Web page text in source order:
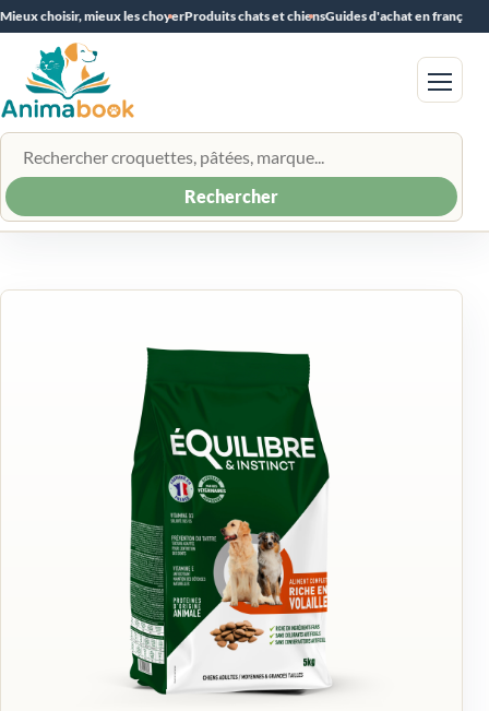
Mieux choisir, mieux les choyerProduits chats et chiensGuides d'achat en français
Rechercher un produit
Rechercher
Menu